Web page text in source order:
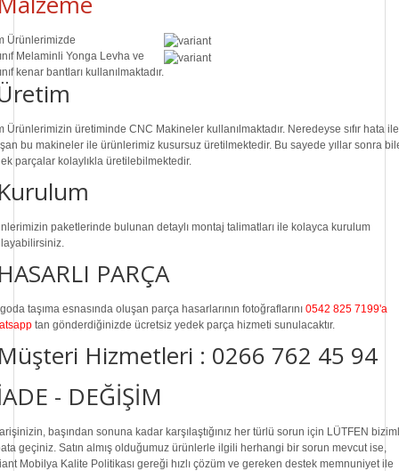
Ürünlerimizde
Melaminli Yonga Levha ve
kenar bantları kullanılmaktadır.
Ürünlerimizin üretiminde CNC Makine ler kullanılmaktadır. Neredeyse sıfır hata ile
bu makineler ile ürünlerimiz kusursuz üretilmektedir. Bu sayede yıllar sonra
parçalar kolaylıkla üretilebilmektedir.
paketlerinde bulunan detaylı montaj talimatları ile kolayca kurulum
PARÇA
taşıma esnasında oluşan parça hasarlarının fotoğraflarını 0542 825 7199'a
tan gönderdiğinizde ücretsiz yedek parça hizmeti sunulacaktır.
Hizmetleri : 0266 762 45 94
- DEĞİŞİM
başından sonuna kadar karşılaştığınız her türlü sorun için LÜTFEN
geçiniz. Satın almış olduğumuz ürünlerle ilgili herhangi bir sorun mevcut ise,
Mobilya Kalite Politikası gereği hızlı çözüm ve gereken destek memnuniyet ile